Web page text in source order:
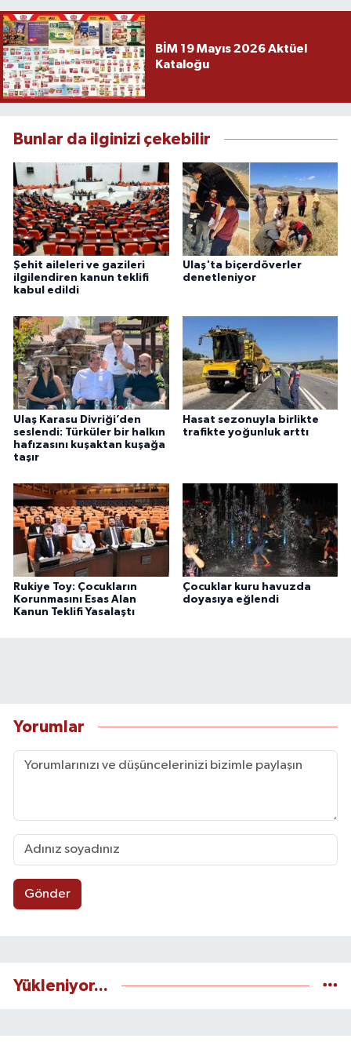
BİM 19 Mayıs 2026 Aktüel
Kataloğu
Bunlar da ilginizi çekebilir
Şehit aileleri ve gazileri
ilgilendiren kanun teklifi
kabul edildi
Ulaş'ta biçerdöverler
denetleniyor
Ulaş Karasu Divriği’den
seslendi: Türküler bir halkın
hafızasını kuşaktan kuşağa
taşır
Hasat sezonuyla birlikte
trafikte yoğunluk arttı
Rukiye Toy: Çocukların
Korunmasını Esas Alan
Kanun Teklifi Yasalaştı
Çocuklar kuru havuzda
doyasıya eğlendi
Yorumlar
Gönder
Yükleniyor...